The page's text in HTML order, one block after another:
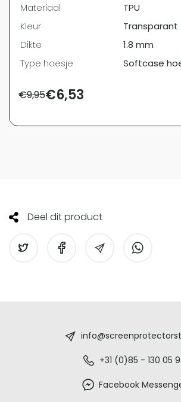
Materiaal
TPU
Kleur
Transparant
Dikte
1.8 mm
Type hoesje
Softcase
€9,95€6,53
Deel dit product
+31 (0)85 - 130 05
Facebook